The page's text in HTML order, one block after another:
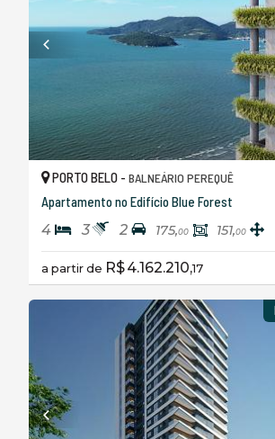
PORTO BELO - BALNEÁRIO PEREQUÊ
Apartamento no Edifício Blue Forest
4 3 2 175,00 151,00
a partir de R$ 4.162.210,17